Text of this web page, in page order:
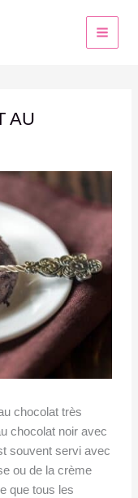
AU
chocolat très
chocolat noir avec
souvent servi avec
ou de la crème
que tous les